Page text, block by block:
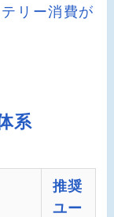
リー消費が
系
推奨
ユー